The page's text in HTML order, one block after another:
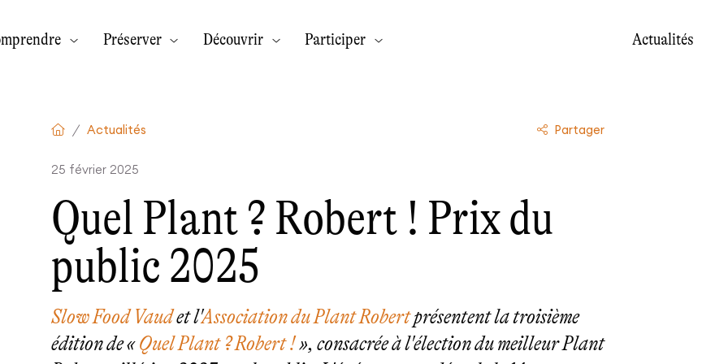
Préserver Découvrir Participer Actualités
Partager
Actualités
25 février 2025
Quel Plant ? Robert ! Prix du
public 2025
Slow Food Vaudet l'Association du Plant Robertprésentent la troisième
édition de «Quel Plant ? Robert !», consacrée à l'élection du meilleur Plant